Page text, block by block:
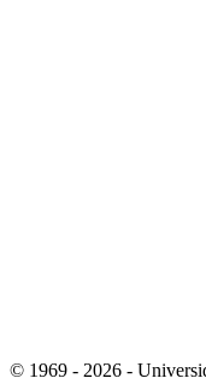
© 1969 - 2026 -